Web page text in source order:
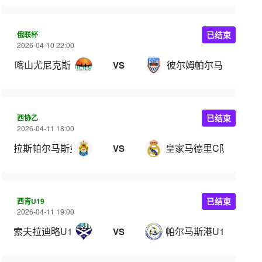
俄联杯
2026-04-10 22:00
喀山尤尼克斯 VS 彼尔姆帕尔马
已结束
西协乙
2026-04-11 18:00
拉斯帕尔马斯竞技 VS 皇家马德里C队
已结束
西青U19
2026-04-11 19:00
索夫拉迪略U19 VS 帕尔马斯港U19
已结束